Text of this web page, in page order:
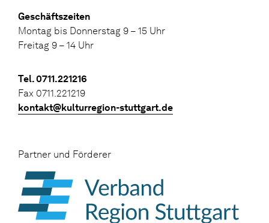
Geschäftszeiten
Montag bis Donnerstag 9 – 15 Uhr
Freitag 9 – 14 Uhr
Tel. 0711.221216
Fax 0711.221219
kontakt@kulturregion-stuttgart.de
Partner und Förderer